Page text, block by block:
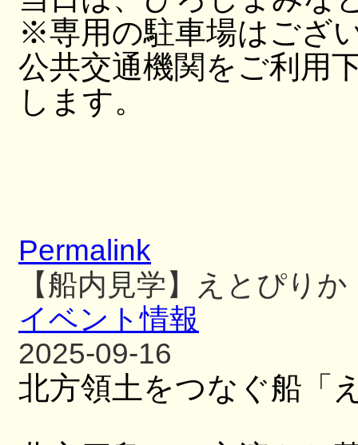
※専用の駐車場はござ
公共交通機関をご利用
します。
Permalink
【船内見学】えとぴりか
イベント情報
2025-09-16
北方領土をつなぐ船「